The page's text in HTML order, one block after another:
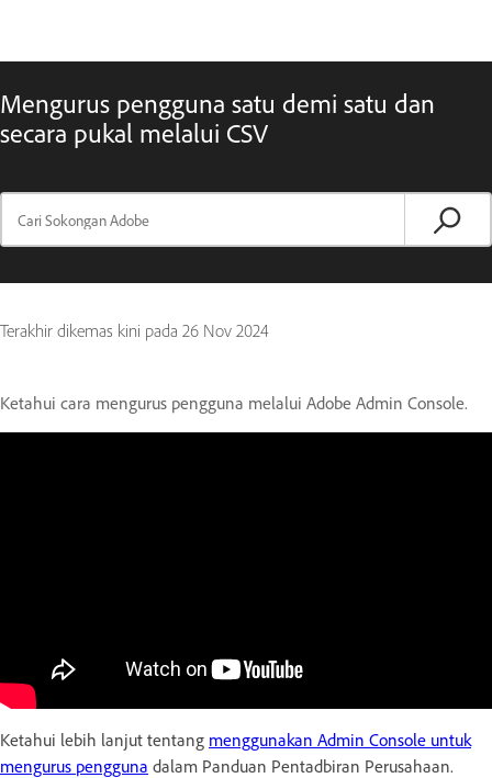
Mengurus pengguna satu demi satu dan
secara pukal melalui CSV
Terakhir dikemas kini pada 26 Nov 2024
Ketahui cara mengurus pengguna melalui Adobe Admin Console.
Ketahui lebih lanjut tentang menggunakan Admin Console untuk
mengurus pengguna dalam Panduan Pentadbiran Perusahaan.